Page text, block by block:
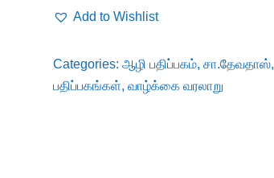
வாழ்கை
Add to Wishlist
Categories: ஆழி பதிப்பகம், சா.தேவதாஸ்,
பதிப்பகங்கள், வாழ்க்கை வரலாறு